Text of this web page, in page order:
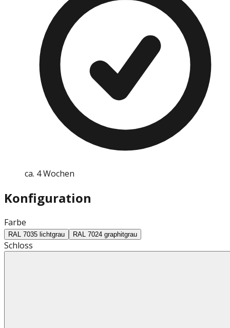
ca. 4 Wochen
Konfiguration
Farbe
RAL 7035 lichtgrau RAL 7024 graphitgrau
Schloss